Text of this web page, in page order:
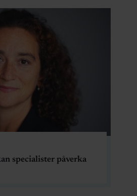
specialister påverka